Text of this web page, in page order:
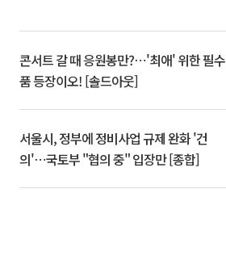
콘서트 갈 때 응원봉만?⋯'최애' 위한 필수
품 등장이오! [솔드아웃]
서울시, 정부에 정비사업 규제 완화 '건
의'⋯국토부 "협의 중" 입장만 [종합]